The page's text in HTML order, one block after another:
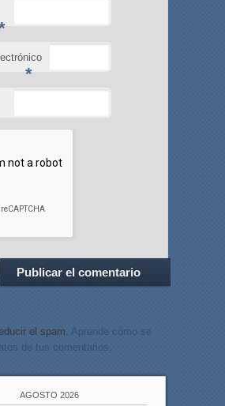
*
el spam. Aprende cómo se
de tus comentarios.
AGOSTO 2026